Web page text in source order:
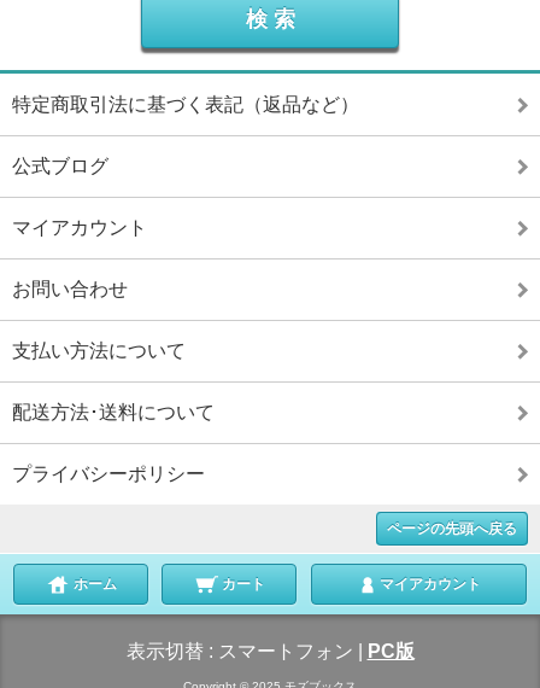
特定商取引法に基づく表記（返品など）
公式ブログ
マイアカウント
お問い合わせ
支払い方法について
配送方法･送料について
プライバシーポリシー
ページの先頭へ戻る
ホーム カート マイアカウント
表示切替 : スマートフォン PC版